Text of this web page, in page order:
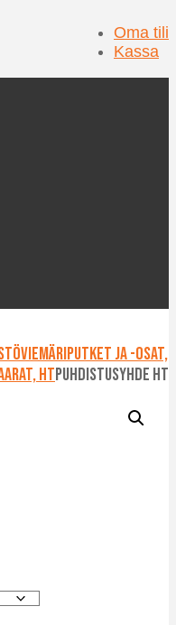
Oma tili
Kassa
ja -osat,
HTPuhdistusyhde HT